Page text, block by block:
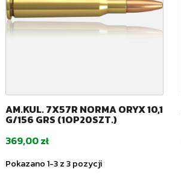
AM.KUL. 7X57R NORMA ORYX 10,1
G/156 GRS (1OP20SZT.)
Cena
369,00 zł
Pokazano 1-3 z 3 pozycji